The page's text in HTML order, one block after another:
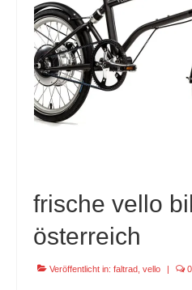
frische vello
österreich
Veröffentlicht in: faltrad vello | 0